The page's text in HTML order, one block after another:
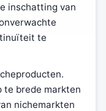
inschatting van
te
te brede markten
nichemarkten